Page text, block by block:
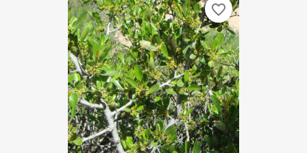
favorite_border